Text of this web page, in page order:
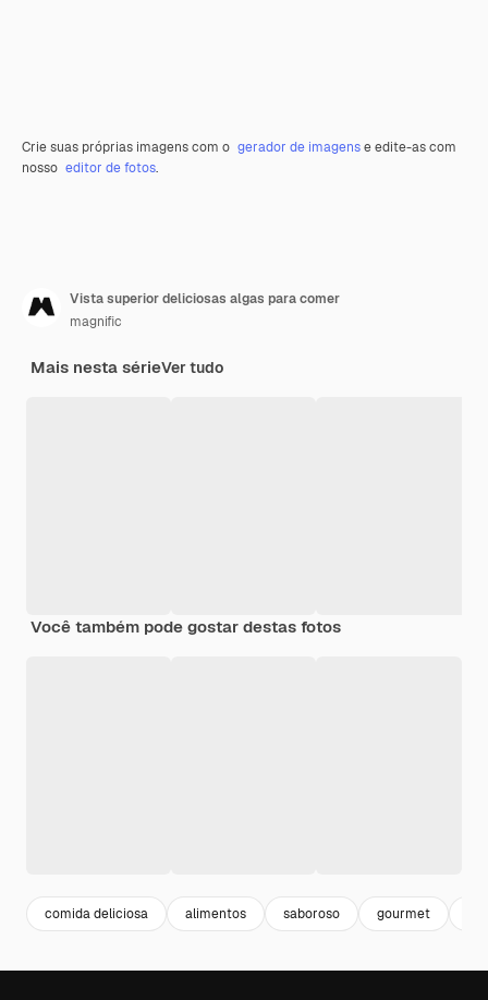
Crie suas próprias imagens com o gerador de imagense edite-as com
nosso editor de fotos.
Vista superior deliciosas algas para comer
magnific
Mais nesta sérieVer tudo
Você também pode gostar destas fotos
comida deliciosa alimentos saboroso gourmet